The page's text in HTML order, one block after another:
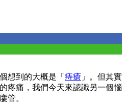
想到的大概是「 痔瘡 」。但其實
疼痛，我們今天來認識另一個惱
管。